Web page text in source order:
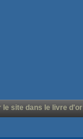
site dans le livre d'or